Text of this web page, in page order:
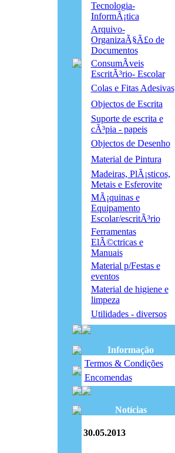
Tecnologia-
InformÃ¡tica
Arquivo-
OrganizaÃ§Ã£o de
Documentos
ConsumÃ­veis
EscritÃ³rio- Escolar
Colas e Fitas Adesivas
Objectos de Escrita
Suporte de escrita e
cÃ³pia - papeis
Objectos de Desenho
Material de Pintura
Madeiras, PlÃ¡sticos,
Metais e Esferovite
MÃ¡quinas e
Equipamento
Escolar/escritÃ³rio
Ferramentas
ElÃ©ctricas e
Manuais
Material p/Festas e
eventos
Material de higiene e
limpeza
Utilidades - diversos
Informação
Termos & Condições
Encomendas
Notícias
30.05.2013